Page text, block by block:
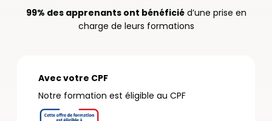
99% des apprenants ont bénéficiéd’une prise en
charge de leurs formations
Avec votre CPF
Notre formation est éligible au CPF